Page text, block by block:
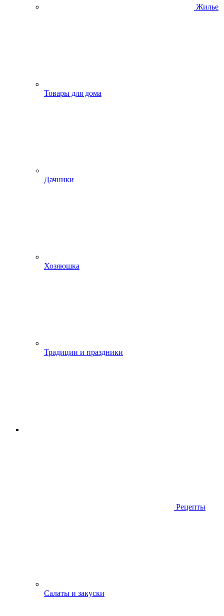
Жилье
Товары для дома
Дачники
Хозяюшка
Традиции и праздники
Рецепты
Салаты и закуски